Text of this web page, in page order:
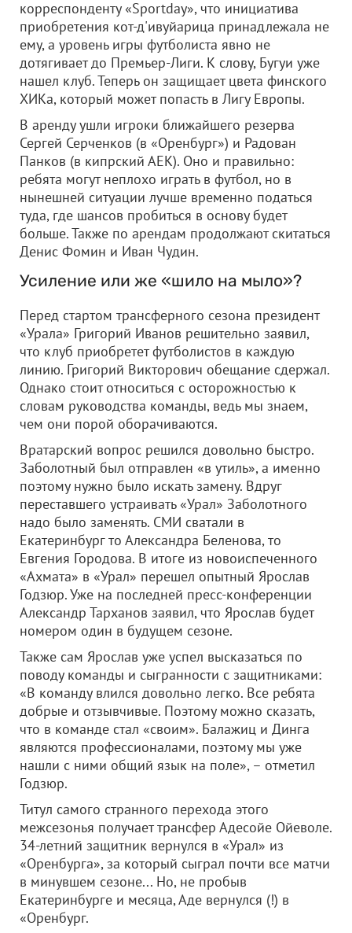
корреспонденту «Sportday», что инициатива
приобретения кот-д'ивуйарица принадлежала не
ему, а уровень игры футболиста явно не
дотягивает до Премьер-Лиги. К слову, Бугуи уже
нашел клуб. Теперь он защищает цвета финского
ХИКа, который может попасть в Лигу Европы.
В аренду ушли игроки ближайшего резерва
Сергей Серченков (в «Оренбург») и Радован
Панков (в кипрский АЕК). Оно и правильно:
ребята могут неплохо играть в футбол, но в
нынешней ситуации лучше временно податься
туда, где шансов пробиться в основу будет
больше. Также по арендам продолжают скитаться
Денис Фомин и Иван Чудин.
Усиление или же «шило на мыло»?
Перед стартом трансферного сезона президент
«Урала» Григорий Иванов решительно заявил,
что клуб приобретет футболистов в каждую
линию. Григорий Викторович обещание сдержал.
Однако стоит относиться с осторожностью к
словам руководства команды, ведь мы знаем,
чем они порой оборачиваются.
Вратарский вопрос решился довольно быстро.
Заболотный был отправлен «в утиль», а именно
поэтому нужно было искать замену. Вдруг
переставшего устраивать «Урал» Заболотного
надо было заменять. СМИ сватали в
Екатеринбург то Александра Беленова, то
Евгения Городова. В итоге из новоиспеченного
«Ахмата» в «Урал» перешел опытный Ярослав
Годзюр. Уже на последней пресс-конференции
Александр Тарханов заявил, что Ярослав будет
номером один в будущем сезоне.
Также сам Ярослав уже успел высказаться по
поводу команды и сыгранности с защитниками:
«В команду влился довольно легко. Все ребята
добрые и отзывчивые. Поэтому можно сказать,
что в команде стал «своим». Балажиц и Динга
являются профессионалами, поэтому мы уже
нашли с ними общий язык на поле», – отметил
Годзюр.
Титул самого странного перехода этого
межсезонья получает трансфер Адесойе Ойеволе.
34-летний защитник вернулся в «Урал» из
«Оренбурга», за который сыграл почти все матчи
в минувшем сезоне... Но, не пробыв
Екатеринбурге и месяца, Аде вернулся (!) в
«Оренбург.